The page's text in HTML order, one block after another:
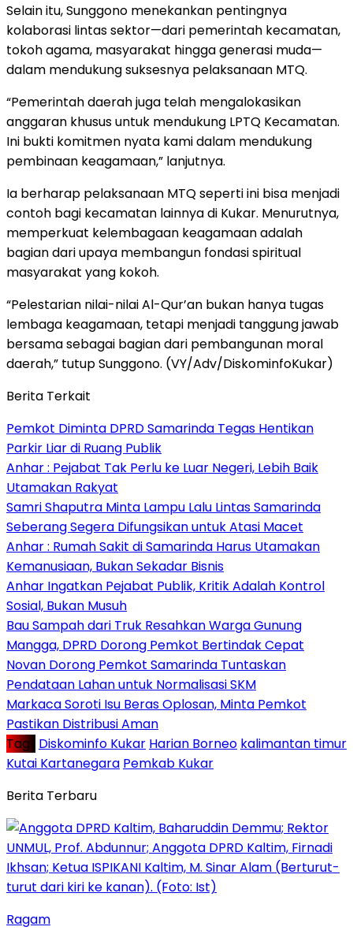
Selain itu, Sunggono menekankan pentingnya
kolaborasi lintas sektor—dari pemerintah kecamatan,
tokoh agama, masyarakat hingga generasi muda—
dalam mendukung suksesnya pelaksanaan MTQ.
“Pemerintah daerah juga telah mengalokasikan
anggaran khusus untuk mendukung LPTQ Kecamatan.
Ini bukti komitmen nyata kami dalam mendukung
pembinaan keagamaan,” lanjutnya.
Ia berharap pelaksanaan MTQ seperti ini bisa menjadi
contoh bagi kecamatan lainnya di Kukar. Menurutnya,
memperkuat kelembagaan keagamaan adalah
bagian dari upaya membangun fondasi spiritual
masyarakat yang kokoh.
“Pelestarian nilai-nilai Al-Qur’an bukan hanya tugas
lembaga keagamaan, tetapi menjadi tanggung jawab
bersama sebagai bagian dari pembangunan moral
daerah,” tutup Sunggono. (VY/Adv/DiskominfoKukar)
Berita Terkait
Pemkot Diminta DPRD Samarinda Tegas Hentikan
Parkir Liar di Ruang Publik
Anhar : Pejabat Tak Perlu ke Luar Negeri, Lebih Baik
Utamakan Rakyat
Samri Shaputra Minta Lampu Lalu Lintas Samarinda
Seberang Segera Difungsikan untuk Atasi Macet
Anhar : Rumah Sakit di Samarinda Harus Utamakan
Kemanusiaan, Bukan Sekadar Bisnis
Anhar Ingatkan Pejabat Publik, Kritik Adalah Kontrol
Sosial, Bukan Musuh
Bau Sampah dari Truk Resahkan Warga Gunung
Mangga, DPRD Dorong Pemkot Bertindak Cepat
Novan Dorong Pemkot Samarinda Tuntaskan
Pendataan Lahan untuk Normalisasi SKM
Markaca Soroti Isu Beras Oplosan, Minta Pemkot
Pastikan Distribusi Aman
Tag : Diskominfo Kukar Harian Borneo kalimantan timur
Kutai Kartanegara Pemkab Kukar
Berita Terbaru
Ragam